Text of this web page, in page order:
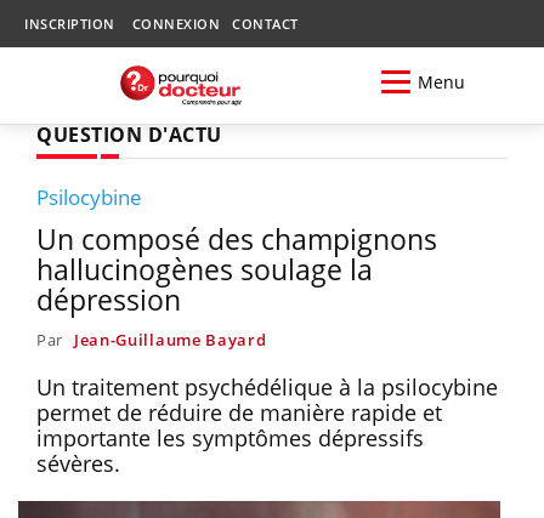
INSCRIPTION CONNEXION CONTACT
Menu
QUESTION D'ACTU
Psilocybine
Un composé des champignons
hallucinogènes soulage la
dépression
Par Jean-Guillaume Bayard
Un traitement psychédélique à la psilocybine
permet de réduire de manière rapide et
importante les symptômes dépressifs
sévères.